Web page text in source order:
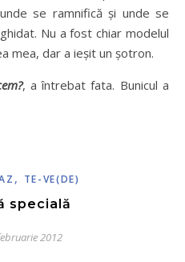
se ramnifică şi unde se
Nu a fost chiar modelul
mea, dar a ieşit un şotron.
, a întrebat fata. Bunicul a
, TE-VE(DE)
specială
2012